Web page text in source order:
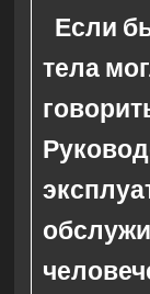
Если
тела